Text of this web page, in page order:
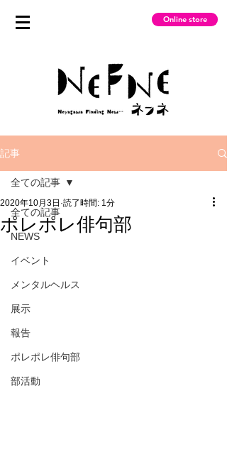
Online store
記事
全ての記事
NEWS
イベント
メンタルヘルス
展示
報告
ポレポレ俳句部
部活動
全ての記事
ポレポレ俳句部
2020年10月3日 読了時間: 1分